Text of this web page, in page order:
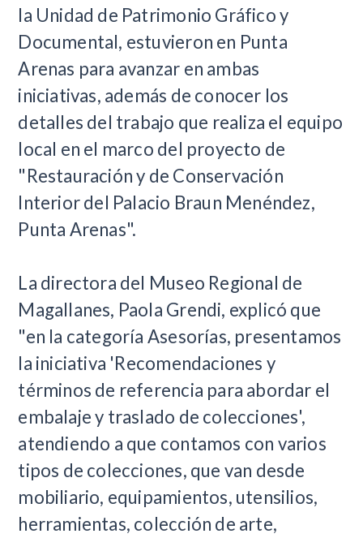
la Unidad de Patrimonio Gráfico y
Documental, estuvieron en Punta
Arenas para avanzar en ambas
iniciativas, además de conocer los
detalles del trabajo que realiza el equipo
local en el marco del proyecto de
"Restauración y de Conservación
Interior del Palacio Braun Menéndez,
Punta Arenas".
La directora del Museo Regional de
Magallanes, Paola Grendi, explicó que
"en la categoría Asesorías, presentamos
la iniciativa 'Recomendaciones y
términos de referencia para abordar el
embalaje y traslado de colecciones',
atendiendo a que contamos con varios
tipos de colecciones, que van desde
mobiliario, equipamientos, utensilios,
herramientas, colección de arte,